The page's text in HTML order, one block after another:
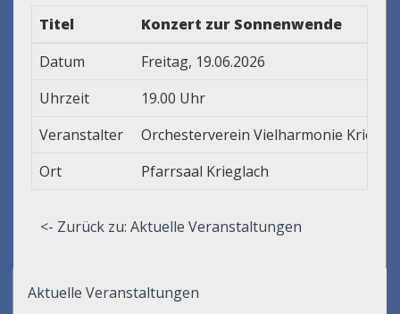
Titel
Konzert zur Sonnenwende
Datum
Freitag, 19.06.2026
Uhrzeit
19.00 Uhr
Veranstalter
Orchesterverein Vielharmonie
Ort
Pfarrsaal Krieglach
<- Zurück zu: Aktuelle Veranstaltungen
Aktuelle Veranstaltungen